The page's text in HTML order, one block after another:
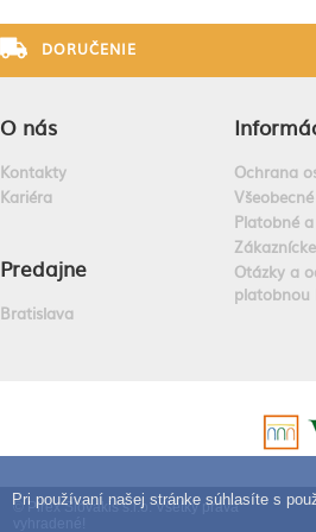
DORUČENIE
O nás
Kontakty
Kariéra
Predajne
Bratislava
Ochrana
Platobné
Otázky a
platobnou
© Pirex Slovakis s.r.o. Všetky práva
Pri používaní našej stránke súhlasíte s